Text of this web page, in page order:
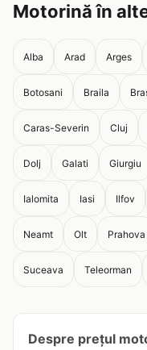
Motorină în
Alba Arad Arges
Botosani Braila
Caras-Severin Cluj
Dolj Galati Giurgiu
Ialomita Iasi Ilfov
Neamt Olt Prahova
Suceava Teleorman
Despre prețul